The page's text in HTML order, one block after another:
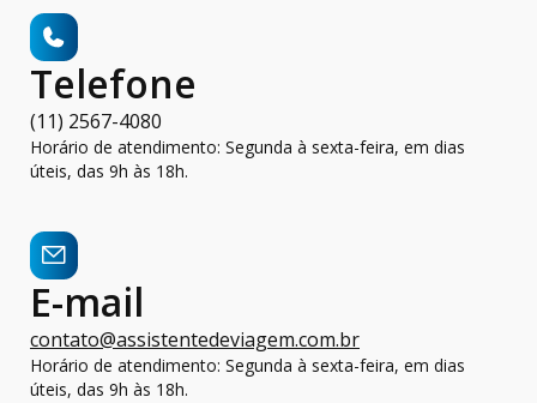
Telefone
(11) 2567-4080
Horário de atendimento: Segunda à sexta-feira, em dias
úteis, das 9h às 18h.
E-mail
contato@assistentedeviagem.com.br
Horário de atendimento: Segunda à sexta-feira, em dias
úteis, das 9h às 18h.